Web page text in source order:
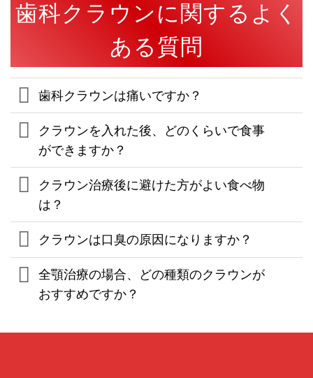
歯科クラウンに関するよく
ある質問
歯科クラウンは痛いですか？
クラウンを入れた後、どのくらいで食事
ができますか？
クラウン治療後に避けた方がよい食べ物
は？
クラウンは口臭の原因になりますか？
全顎治療の場合、どの種類のクラウンが
おすすめですか？